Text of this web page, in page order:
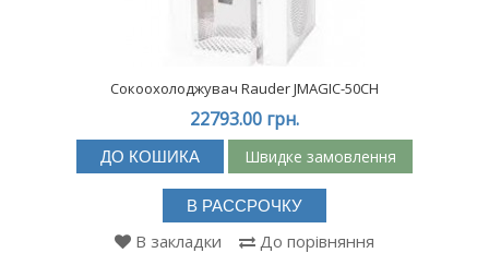
Сокоохолоджувач Rauder JMAGIC-50CH
22793.00 грн.
ДО КОШИКА Швидке замовлення
В РАССРОЧКУ
В закладки До порівняння